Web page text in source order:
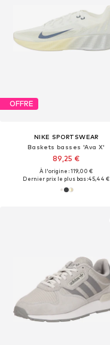
OFFRE
NIKE SPORTSWEAR
Baskets basses 'Ava X'
89,25 €
À l'origine : 119,00 €
Dernier prix le plus bas :45,44 €